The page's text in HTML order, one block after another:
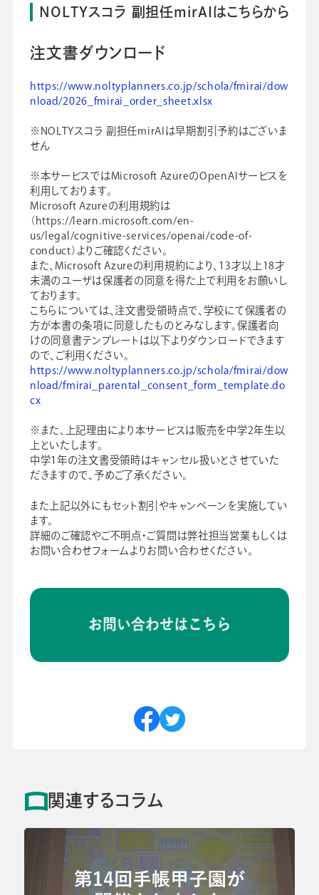
NOLTYスコラ 副担任mirAIはこちらから
注文書ダウンロード
https://www.noltyplanners.co.jp/schola/fmirai/dow
nload/2026_fmirai_order_sheet.xlsx
※NOLTYスコラ 副担任mirAIは早期割引予約はございま
せん
※本サービスではMicrosoft AzureのOpenAIサービスを
利用しております。
Microsoft Azureの利用規約は
（ https://learn.microsoft.com/en-
us/legal/cognitive-services/openai/code-of-
conduct ）よりご確認ください。
また、Microsoft Azureの利用規約により、13才以上18才
未満のユーザは保護者の同意を得た上で利用をお願いし
ております。
こちらについては、注文書受領時点で、学校にて保護者の
方が本書の条項に同意したものとみなします。保護者向
けの同意書テンプレートは以下よりダウンロードできます
ので、ご利用ください。
https://www.noltyplanners.co.jp/schola/fmirai/dow
nload/fmirai_parental_consent_form_template.do
cx
※また、上記理由により本サービスは販売を中学2年生以
上といたします。
中学1年の注文書受領時はキャンセル扱いとさせていた
だきますので、予めご了承ください。
また上記以外にもセット割引やキャンペーンを実施してい
ます。
詳細のご確認やご不明点・ご質問は弊社担当営業もしくは
お問い合わせフォームよりお問い合わせください。
関連するコラム